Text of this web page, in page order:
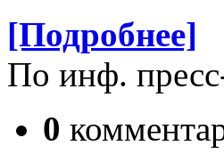
[Подробнее]
По инф.
0